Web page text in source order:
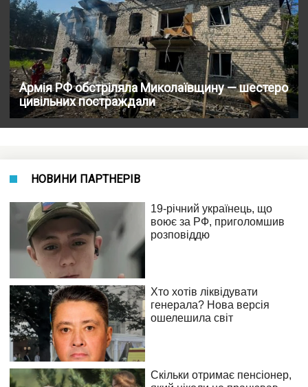
Армія РФ обстріляла Миколаївщину — шестеро
цивільних постраждали
НОВИНИ ПАРТНЕРІВ